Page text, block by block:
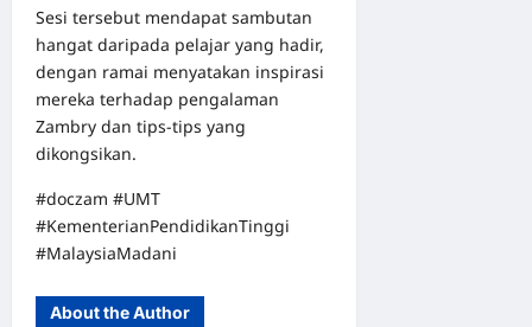
Sesi tersebut mendapat sambutan
hangat daripada pelajar yang hadir,
dengan ramai menyatakan inspirasi
mereka terhadap pengalaman
Zambry dan tips-tips yang
dikongsikan.
#doczam #UMT
#KementerianPendidikanTinggi
#MalaysiaMadani
About the Author